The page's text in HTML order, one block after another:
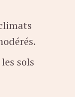
sols